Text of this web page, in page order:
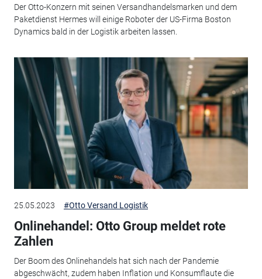
Der Otto-Konzern mit seinen Versandhandelsmarken und dem
Paketdienst Hermes will einige Roboter der US-Firma Boston
Dynamics bald in der Logistik arbeiten lassen.
25.05.2023 #Otto Versand Logistik
Onlinehandel: Otto Group meldet rote
Zahlen
Der Boom des Onlinehandels hat sich nach der Pandemie
abgeschwächt, zudem haben Inflation und Konsumflaute die